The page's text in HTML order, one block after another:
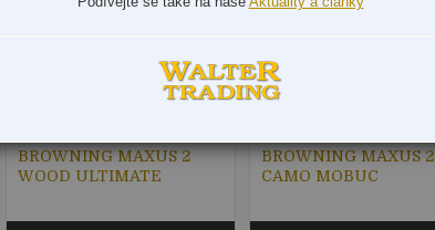
BROWNING MAXUS 2
WOOD ULTIMATE
BROWNING MAXUS 2
CAMO MOBUC